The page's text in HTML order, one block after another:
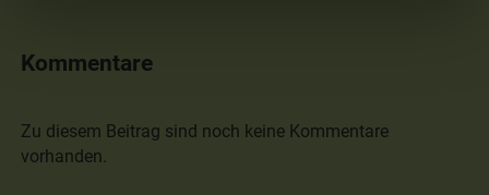
Kommentare
Zu diesem Beitrag sind noch keine Kommentare
vorhanden.